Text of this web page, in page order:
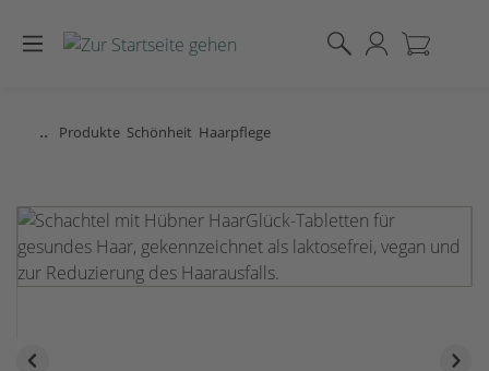
.. Produkte Schönheit Haarpflege
Bildergalerie überspringen